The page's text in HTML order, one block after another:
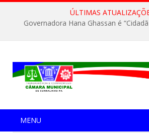
ÚLTIMAS
Governadora Hana Ghassan é
MENU